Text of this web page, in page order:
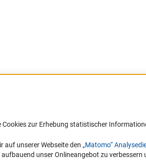
zur Barrierefreiheit
in Ihr Mailpostfach
die Ausgaben
zur Erhebung statistischer
auf unserer Webseite den „Matomo“
unser Onlineangebot zu